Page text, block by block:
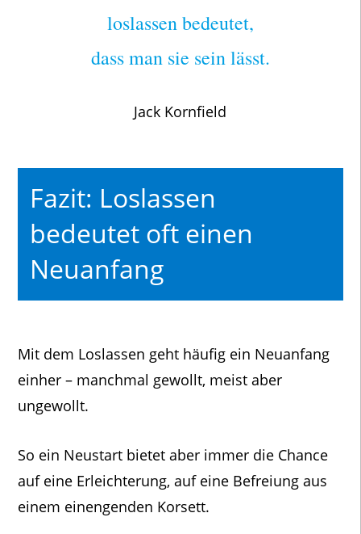
loslassen bedeutet,
dass man sie sein lässt.
Jack Kornfield
Fazit: Loslassen
bedeutet oft einen
Neuanfang
Mit dem Loslassen geht häufig ein Neuanfang
einher – manchmal gewollt, meist aber
ungewollt.
So ein Neustart bietet aber immer die Chance
auf eine Erleichterung, auf eine Befreiung aus
einem einengenden Korsett.